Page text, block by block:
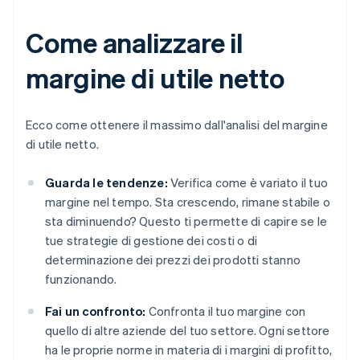
Come analizzare il
margine di utile netto
Ecco come ottenere il massimo dall'analisi del margine
di utile netto.
Guarda le tendenze: Verifica come è variato il tuo
margine nel tempo. Sta crescendo, rimane stabile o
sta diminuendo? Questo ti permette di capire se le
tue strategie di gestione dei costi o di
determinazione dei prezzi dei prodotti stanno
funzionando.
Fai un confronto: Confronta il tuo margine con
quello di altre aziende del tuo settore. Ogni settore
ha le proprie norme in materia di i margini di profitto,